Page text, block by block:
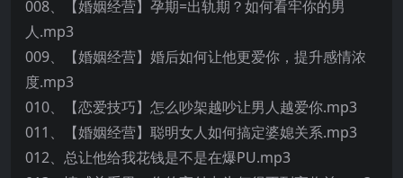
008、【婚姻经营】孕期=出轨期？如何看牢你的男
人.mp3
009、【婚姻经营】婚后如何让他更爱你，提升感情浓
度.mp3
010、【恋爱技巧】怎么吵架越吵让男人越爱你.mp3
011、【婚姻经营】聪明女人如何搞定婆媳关系.mp3
012、总让他给我花钱是不是在爆PU.mp3